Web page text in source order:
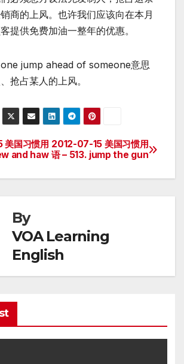
商的上风。也许我们应该向在本月
提供免费加油一整年的优惠。
jump ahead of someone意思
抢占某人的上风。
2012-07-15 美国习惯用
语 – 513. jump the gun
国习惯用
and haw
By
VOA Learning
English